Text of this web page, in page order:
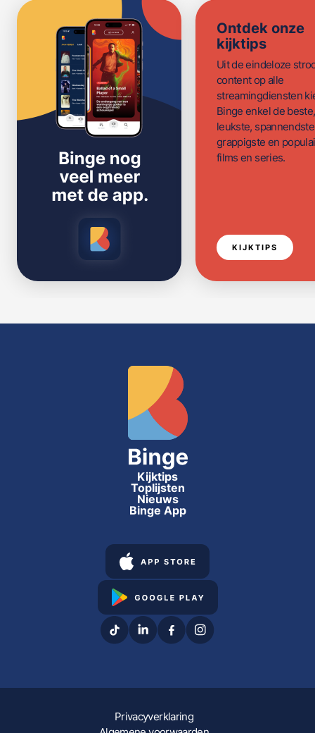
Ontdek onze
kijktips
Uit de eindeloze
content op alle
streamingdiensten
Binge enkel de beste,
leukste,
grappigste en
films en series.
KIJKTIPS
Kijktips
Toplijsten
Nieuws
Binge App
Privacyverklaring